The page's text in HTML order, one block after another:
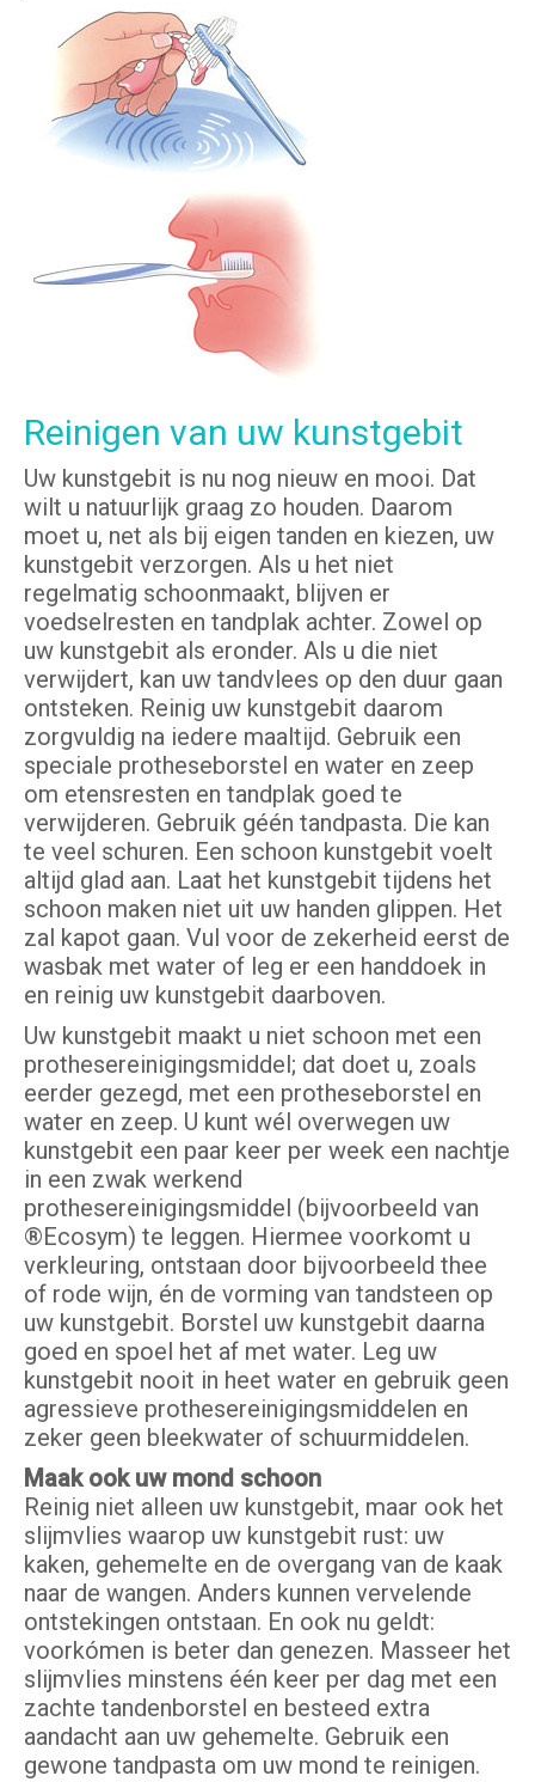
Reinigen van uw kunstgebit
Uw kunstgebit is nu nog nieuw en mooi. Dat
wilt u natuurlijk graag zo houden. Daarom
moet u, net als bij eigen tanden en kiezen, uw
kunstgebit verzorgen. Als u het niet
regelmatig schoonmaakt, blijven er
voedselresten en tandplak achter. Zowel op
uw kunstgebit als eronder. Als u die niet
verwijdert, kan uw tandvlees op den duur gaan
ontsteken. Reinig uw kunstgebit daarom
zorgvuldig na iedere maaltijd. Gebruik een
speciale protheseborstel en water en zeep
om etensresten en tandplak goed te
verwijderen. Gebruik géén tandpasta. Die kan
te veel schuren. Een schoon kunstgebit voelt
altijd glad aan. Laat het kunstgebit tijdens het
schoon maken niet uit uw handen glippen. Het
zal kapot gaan. Vul voor de zekerheid eerst de
wasbak met water of leg er een handdoek in
en reinig uw kunstgebit daarboven.
Uw kunstgebit maakt u niet schoon met een
prothesereinigingsmiddel; dat doet u, zoals
eerder gezegd, met een protheseborstel en
water en zeep. U kunt wél overwegen uw
kunstgebit een paar keer per week een nachtje
in een zwak werkend
prothesereinigingsmiddel (bijvoorbeeld van
®Ecosym) te leggen. Hiermee voorkomt u
verkleuring, ontstaan door bijvoorbeeld thee
of rode wijn, én de vorming van tandsteen op
uw kunstgebit. Borstel uw kunstgebit daarna
goed en spoel het af met water. Leg uw
kunstgebit nooit in heet water en gebruik geen
agressieve prothesereinigingsmiddelen en
zeker geen bleekwater of schuurmiddelen.
Maak ook uw mond schoon
Reinig niet alleen uw kunstgebit, maar ook het
slijmvlies waarop uw kunstgebit rust: uw
kaken, gehemelte en de overgang van de kaak
naar de wangen. Anders kunnen vervelende
ontstekingen ontstaan. En ook nu geldt:
voorkómen is beter dan genezen. Masseer het
slijmvlies minstens één keer per dag met een
zachte tandenborstel en besteed extra
aandacht aan uw gehemelte. Gebruik een
gewone tandpasta om uw mond te reinigen.